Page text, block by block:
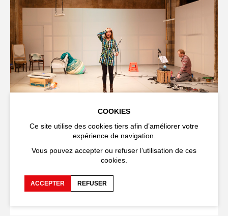
(Pas-Toute)
PERFORMANCE SPECTACLE
, 19,20 JUILLET2013
COOKIES
Ce site utilise des cookies tiers afin d’améliorer votre
expérience de navigation.
Vous pouvez accepter ou refuser l’utilisation de ces
cookies.
ACCEPTER REFUSER